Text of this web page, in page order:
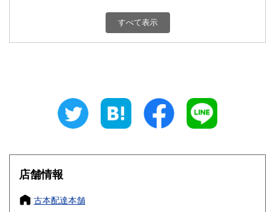
800円 富山県
800円 三重県
大阪府
奈良県
すべて表示
店舗情報
古本配達本舗